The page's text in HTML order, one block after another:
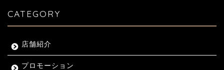
CATEGORY
店舗紹介
プロモーション